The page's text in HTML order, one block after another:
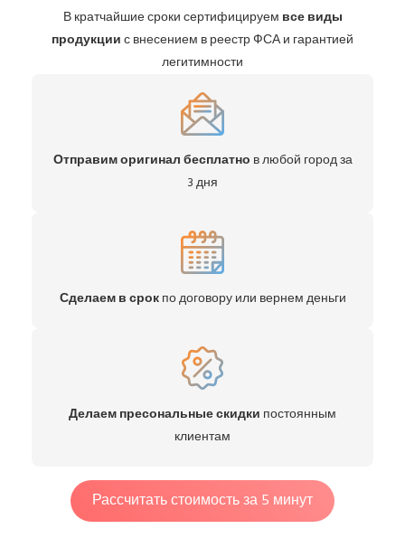
В кратчайшие сроки сертифицируем все виды
продукциис внесением в реестр ФСА и гарантией
легитимности
Отправим оригинал бесплатно в любой город за
3 дня
Сделаем в срокпо договору или вернем деньги
Делаем пресональные скидки постоянным
клиентам
Рассчитать стоимость за 5 минут